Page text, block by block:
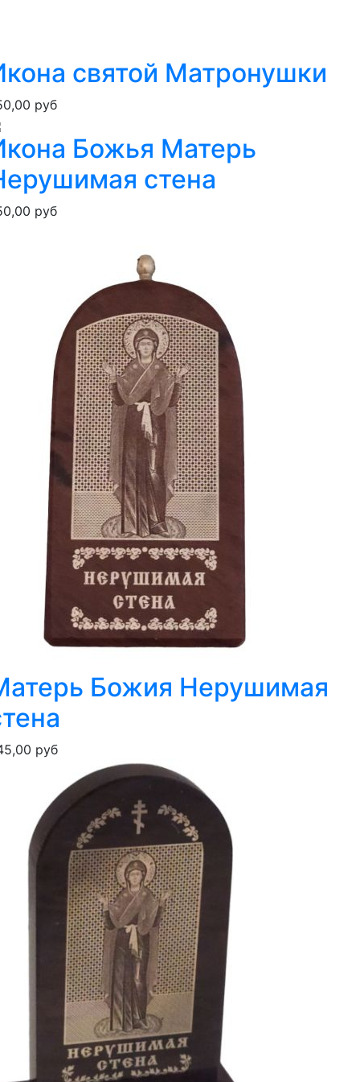
святой Матронушки
руб
Божья Матерь
стена
руб
Божия Нерушимая
руб